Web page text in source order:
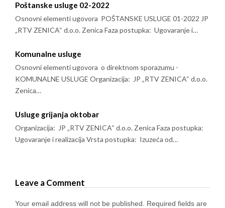
Poštanske usluge 02-2022
Osnovni elementi ugovora POŠTANSKE USLUGE 01-2022 JP
„RTV ZENICA“ d.o.o. Zenica Faza postupka: Ugovaranje i…
Komunalne usluge
Osnovni elementi ugovora o direktnom sporazumu -
KOMUNALNE USLUGE Organizacija: JP „RTV ZENICA“ d.o.o.
Zenica…
Usluge grijanja oktobar
Organizacija: JP „RTV ZENICA“ d.o.o. Zenica Faza postupka:
Ugovaranje i realizacija Vrsta postupka: Izuzeća od…
Leave a Comment
Your email address will not be published.
Required fields are